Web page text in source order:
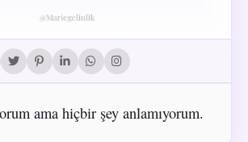
ama hiçbir şey anlamıyorum.